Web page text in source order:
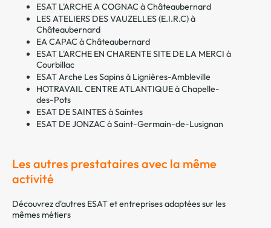
ESAT L'ARCHE A COGNAC à Châteaubernard
LES ATELIERS DES VAUZELLES (E.I.R.C) à
Châteaubernard
EA CAPAC à Châteaubernard
ESAT L'ARCHE EN CHARENTE SITE DE LA MERCI à
Courbillac
ESAT Arche Les Sapins à Lignières-Ambleville
HOTRAVAIL CENTRE ATLANTIQUE à Chapelle-
des-Pots
ESAT DE SAINTES à Saintes
ESAT DE JONZAC à Saint-Germain-de-Lusignan
Les autres prestataires avec la même
activité
Découvrez d'autres ESAT et entreprises adaptées sur les
mêmes métiers